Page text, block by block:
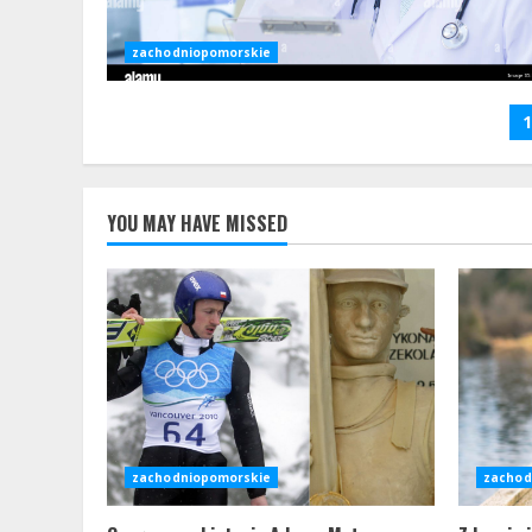
zachodniopomorskie
1
YOU MAY HAVE MISSED
zachodniopomorskie